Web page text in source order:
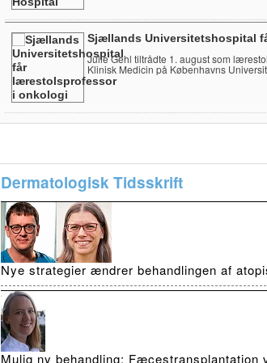
Sjællands Universitetshospital
Julie Gehl tiltrådte 1. august som
Klinisk Medicin på Københavns
Dermatologisk Tidsskrift
Nye strategier ændrer behandlingen af
Mulig ny behandling: Fæcestransplantation